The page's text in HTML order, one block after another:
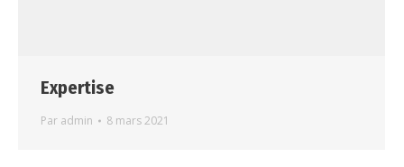
Expertise
Par admin 8 mars 2021